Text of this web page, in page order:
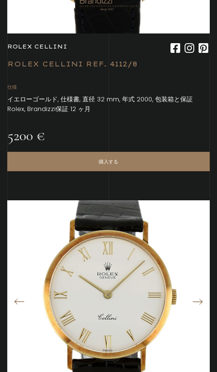
ROLEX CELLINI
ROLEX CELLINI REF. 4112/8
仕様
イエローゴールド, 仕様書, 直径 32 mm, 年式 2000, 包装箱と保証
Rolex, Brandizzi保証 12 ヶ月
5200 €
購入する